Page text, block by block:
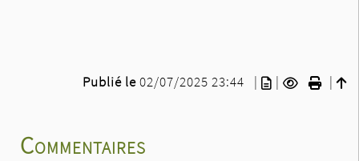
Publié le02/07/2025 23:44 |
Commentaires